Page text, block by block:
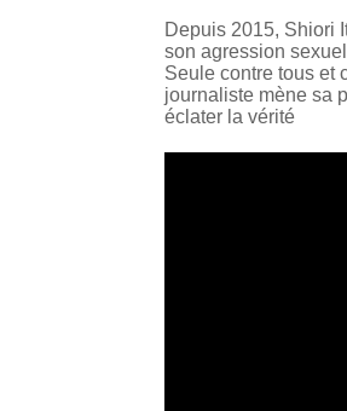
Depuis 2015, Shiori
son agression
Seule contre tous et
journaliste mène sa
éclater la vérité